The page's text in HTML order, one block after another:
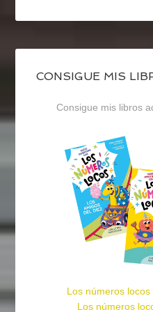
CONSIGUE MIS
Consigue mis libros
Los números
Los números